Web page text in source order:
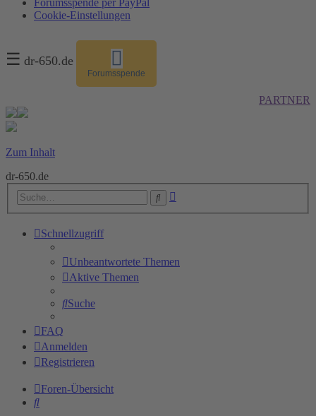
Forumsspende per PayPal
Cookie-Einstellungen
☰ dr-650.de
Forumsspende
PARTNER
Zum Inhalt
dr-650.de
Suche
Schnellzugriff
Unbeantwortete Themen
Aktive Themen
Suche
FAQ
Anmelden
Registrieren
Foren-Übersicht
Suche